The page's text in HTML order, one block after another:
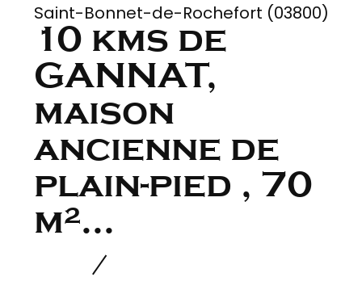
Saint-Bonnet-de-Rochefort (03800)
10 kms de
GANNAT,
maison
ancienne de
plain-pied , 70
m²...